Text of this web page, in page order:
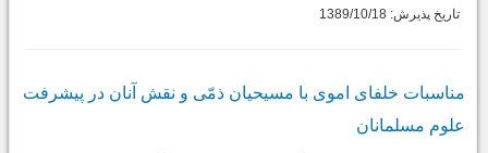
تاریخ پذیرش: 1389/10/18
مناسبات خلفای اموی با مسیحیان ذمّی و نقش آنان در پیشرفت
علوم مسلمانان